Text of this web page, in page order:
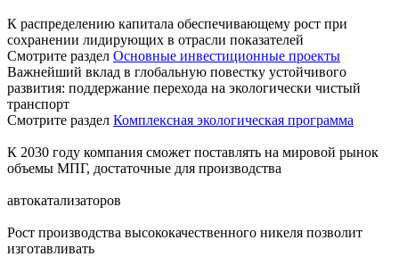
К распределению капитала обеспечивающему рост при
сохранении лидирующих в отрасли показателей
Смотрите раздел Основные инвестиционные проекты
Важнейший вклад в глобальную повестку устойчивого
развития: поддержание перехода на экологически чистый
транспорт
Смотрите раздел Комплексная экологическая программа
К 2030 году компания сможет поставлять на мировой рынок
объемы МПГ, достаточные для производства
автокатализаторов
Рост производства высококачественного никеля позволит
изготавливать